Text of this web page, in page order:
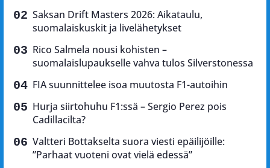
Saksan Drift Masters 2026: Aikataulu,
suomalaiskuskit ja livelähetykset
Rico Salmela nousi kohisten –
suomalaislupaukselle vahva tulos Silverstonessa
FIA suunnittelee isoa muutosta F1-autoihin
Hurja siirtohuhu F1:ssä – Sergio Perez pois
Cadillacilta?
Valtteri Bottakselta suora viesti epäilijöille:
”Parhaat vuoteni ovat vielä edessä”